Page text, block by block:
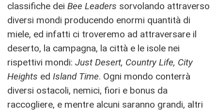
classifiche dei Bee Leaders sorvolando attraverso
diversi mondi producendo enormi quantità di
miele, ed infatti ci troveremo ad attraversare il
deserto, la campagna, la città e le isole nei
rispettivi mondi: Just Desert, Country Life, City
Heights ed Island Time. Ogni mondo conterrà
diversi ostacoli, nemici, fiori e bonus da
raccogliere, e mentre alcuni saranno grandi, altri